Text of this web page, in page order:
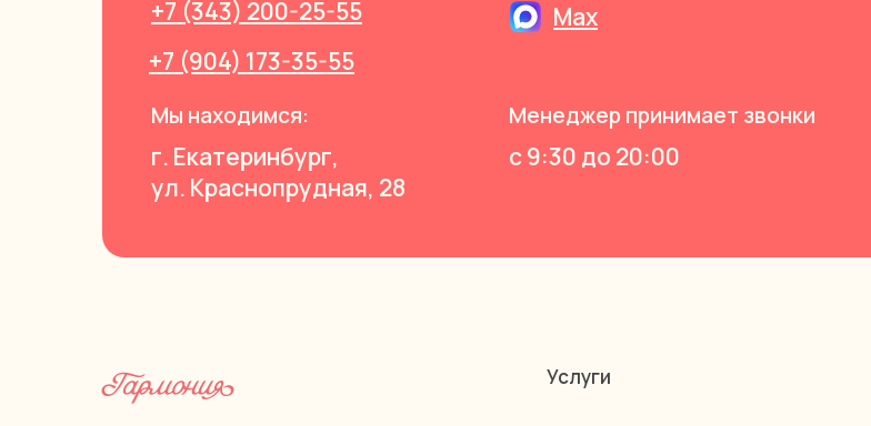
+7 (343) 200-25-55
+7 (904) 173-35-55
Мы находимся:
г. Екатеринбург,
ул. Краснопрудная, 28
Менеджер принимает звонки
Max
с 9:30 до 20:00
Услуги